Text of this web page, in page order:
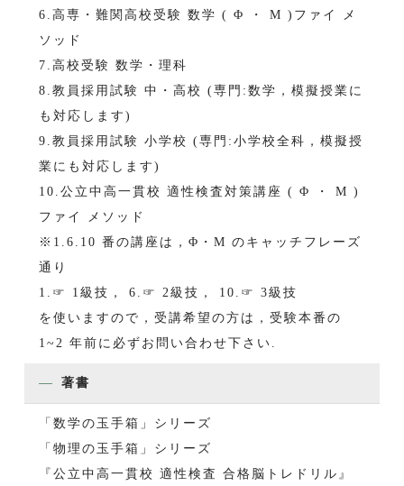
6.高専・難関高校受験 数学 ( Φ ・ M )ファイ メ
ソッド
7.高校受験 数学・理科
8.教員採用試験 中・高校 (専門:数学，模擬授業に
も対応します)
9.教員採用試験 小学校 (専門:小学校全科，模擬授
業にも対応します)
10.公立中高一貫校 適性検査対策講座 ( Φ ・ M )
ファイ メソッド
※1.6.10 番の講座は，Φ・M のキャッチフレーズ
通り
1.☞ 1級技， 6.☞ 2級技， 10.☞ 3級技
を使いますので，受講希望の方は，受験本番の
1~2 年前に必ずお問い合わせ下さい.
著書
「数学の玉手箱」シリーズ
「物理の玉手箱」シリーズ
『公立中高一貫校 適性検査 合格脳トレドリル』